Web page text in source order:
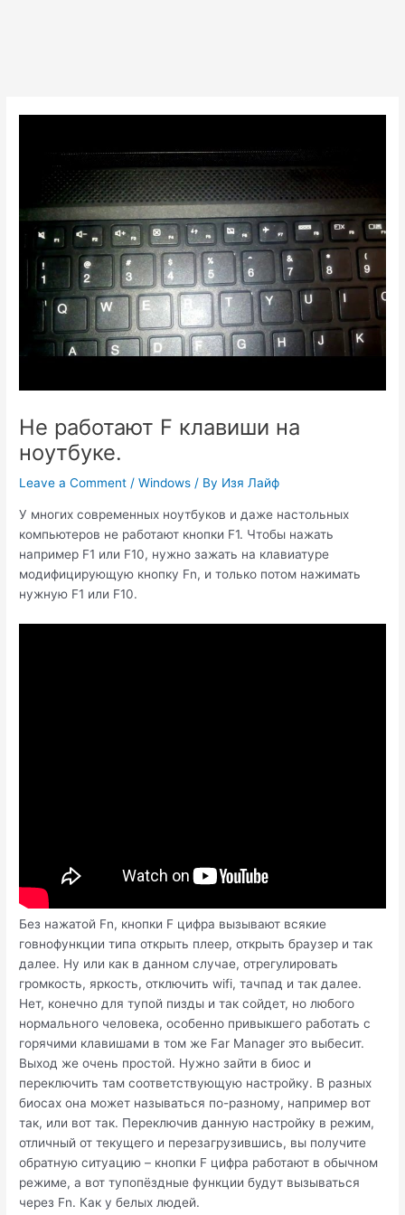
Не работают F клавиши на
ноутбуке.
Leave a Comment /Windows / By Изя Лайф
У многих современных ноутбуков и даже настольных
компьютеров не работают кнопки F1. Чтобы нажать
например F1 или F10, нужно зажать на клавиатуре
модифицирующую кнопку Fn, и только потом нажимать
нужную F1 или F10.
Без нажатой Fn, кнопки F цифра вызывают всякие
говнофункции типа открыть плеер, открыть браузер и так
далее. Ну или как в данном случае, отрегулировать
громкость, яркость, отключить wifi, тачпад и так далее.
Нет, конечно для тупой пизды и так сойдет, но любого
нормального человека, особенно привыкшего работать с
горячими клавишами в том же Far Manager это выбесит.
Выход же очень простой. Нужно зайти в биос и
переключить там соответствующую настройку. В разных
биосах она может называться по-разному, например вот
так, или вот так. Переключив данную настройку в режим,
отличный от текущего и перезагрузившись, вы получите
обратную ситуацию – кнопки F цифра работают в обычном
режиме, а вот тупопёздные функции будут вызываться
через Fn. Как у белых людей.